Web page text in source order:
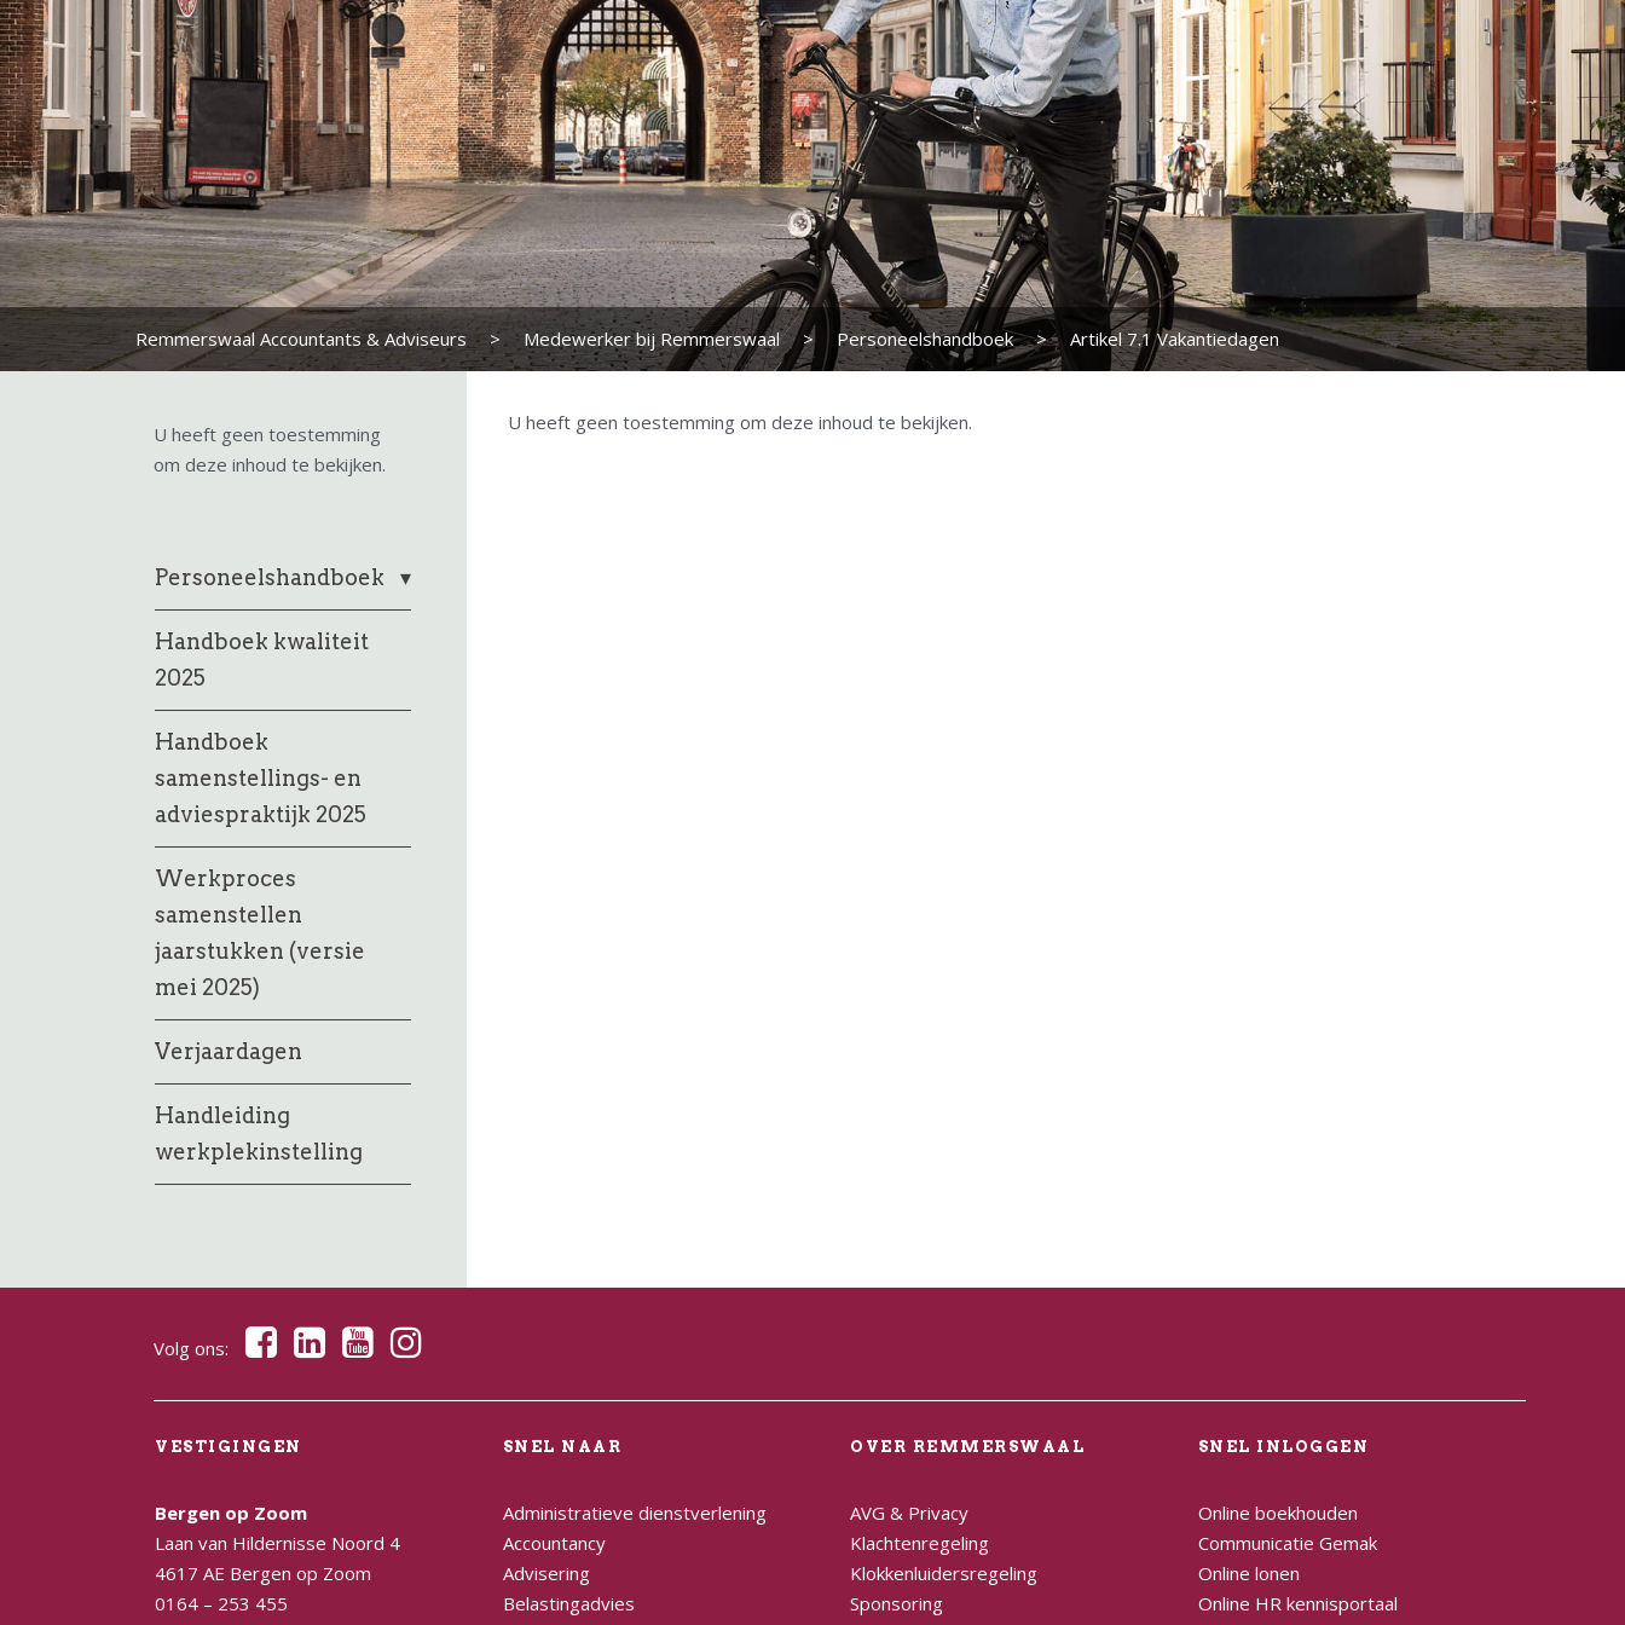
Remmerswaal Accountants & Adviseurs > Medewerker bij Remmerswaal > Personeelshandboek > Artikel 7.1 Vakantiedagen
U heeft geen toestemming om deze inhoud te bekijken.
U heeft geen toestemming
om deze inhoud te bekijken.
Personeelshandboek
Handboek kwaliteit
2025
Handboek
samenstellings- en
adviespraktijk 2025
Werkproces
samenstellen
jaarstukken (versie
mei 2025)
Verjaardagen
Handleiding
werkplekinstelling
Volg ons:
VESTIGINGEN
Bergen op Zoom
Laan van Hildernisse Noord 4
4617 AE Bergen op Zoom
0164 – 253 455
SNEL NAAR
Administratieve dienstverlening
Accountancy
Advisering
Belastingadvies
OVER REMMERSWAAL
AVG & Privacy
Klachtenregeling
Klokkenluidersregeling
Sponsoring
SNEL INLOGGEN
Online boekhouden
Communicatie Gemak
Online lonen
Online HR kennisportaal